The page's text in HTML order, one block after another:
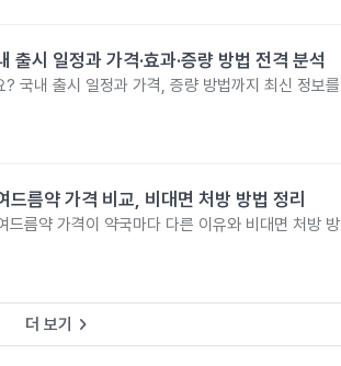
시 일정과 가격·효과·증량 방법 전격 분석
내 출시 일정과 가격, 증량 방법까지 최신 정보를
름약 가격 비교, 비대면 처방 방법 정리
름약 가격이 약국마다 다른 이유와 비대면 처방 방
더 보기 keyboard_arrow_right